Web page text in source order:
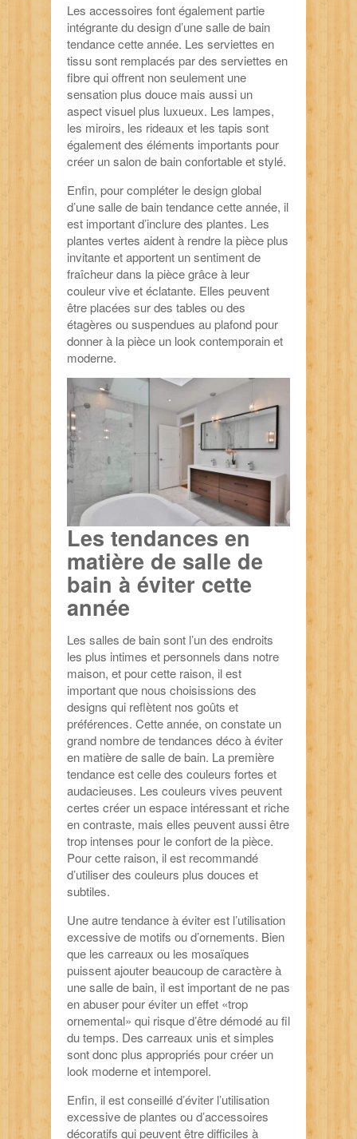
Les accessoires font également partie
intégrante du design d’une salle de bain
tendance cette année. Les serviettes en
tissu sont remplacés par des serviettes en
fibre qui offrent non seulement une
sensation plus douce mais aussi un
aspect visuel plus luxueux. Les lampes,
les miroirs, les rideaux et les tapis sont
également des éléments importants pour
créer un salon de bain confortable et stylé.
Enfin, pour compléter le design global
d’une salle de bain tendance cette année, il
est important d’inclure des plantes. Les
plantes vertes aident à rendre la pièce plus
invitante et apportent un sentiment de
fraîcheur dans la pièce grâce à leur
couleur vive et éclatante. Elles peuvent
être placées sur des tables ou des
étagères ou suspendues au plafond pour
donner à la pièce un look contemporain et
moderne.
Les tendances en
matière de salle de
bain à éviter cette
année
Les salles de bain sont l’un des endroits
les plus intimes et personnels dans notre
maison, et pour cette raison, il est
important que nous choisissions des
designs qui reflètent nos goûts et
préférences. Cette année, on constate un
grand nombre de tendances déco à éviter
en matière de salle de bain. La première
tendance est celle des couleurs fortes et
audacieuses. Les couleurs vives peuvent
certes créer un espace intéressant et riche
en contraste, mais elles peuvent aussi être
trop intenses pour le confort de la pièce.
Pour cette raison, il est recommandé
d’utiliser des couleurs plus douces et
subtiles.
Une autre tendance à éviter est l’utilisation
excessive de motifs ou d’ornements. Bien
que les carreaux ou les mosaïques
puissent ajouter beaucoup de caractère à
une salle de bain, il est important de ne pas
en abuser pour éviter un effet «trop
ornemental» qui risque d’être démodé au fil
du temps. Des carreaux unis et simples
sont donc plus appropriés pour créer un
look moderne et intemporel.
Enfin, il est conseillé d’éviter l’utilisation
excessive de plantes ou d’accessoires
décoratifs qui peuvent être difficiles à